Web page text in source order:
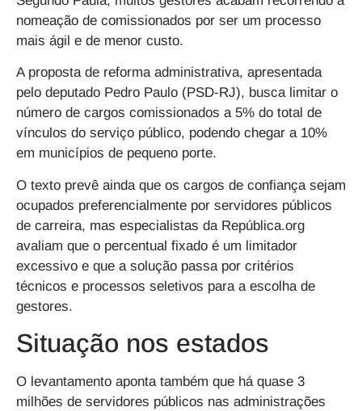
nomeação de comissionados por ser um processo
mais ágil e de menor custo.
A proposta de reforma administrativa, apresentada
pelo deputado Pedro Paulo (PSD-RJ), busca limitar o
número de cargos comissionados a 5% do total de
vínculos do serviço público, podendo chegar a 10%
em municípios de pequeno porte.
O texto prevê ainda que os cargos de confiança sejam
ocupados preferencialmente por servidores públicos
de carreira, mas especialistas da República.org
avaliam que o percentual fixado é um limitador
excessivo e que a solução passa por critérios
técnicos e processos seletivos para a escolha de
gestores.
Situação nos estados
O levantamento aponta também que há quase 3
milhões de servidores públicos nas administrações